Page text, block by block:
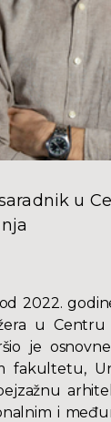
u
2022.
u Centru
je
fakultetu,
i